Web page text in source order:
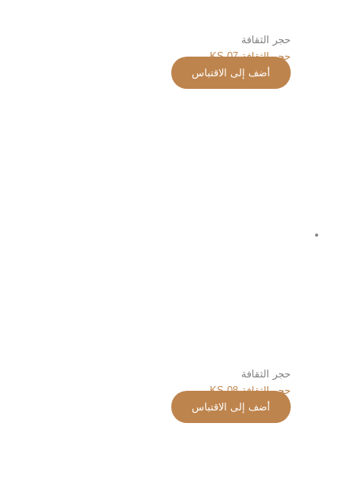
حجر الثقافة
حجر الثقافة KS-07
أضف إلى الاقتباس
حجر الثقافة
حجر الثقافة KS-08
أضف إلى الاقتباس